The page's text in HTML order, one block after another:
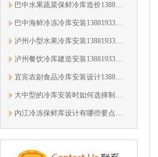
巴中水果蔬菜保鲜冷库造价13881933303蓉众恒
巴中海鲜冷冻冷库安装13881933303蓉众恒
泸州小型水果冷库安装13881933303蓉众恒
泸州餐饮冷库建造安装13881933303蓉众恒
宜宾农副食品冷库安装设计13881933303蓉众恒
大中型的冷库安装时如何选择制冷机组？1...
内江冷冻保鲜库设计有哪些要点？13881933303